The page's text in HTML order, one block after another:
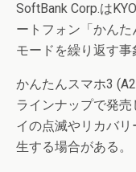
SoftBank Corp.は
ートフォン「かん
モードを繰り返す事
かんたんスマホ3
ラインナップで発
イの点滅やリカバ
生する場合がある。